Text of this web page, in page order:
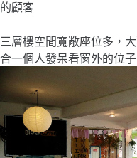
的顧客
三層樓空間寬敞座位多，
合一個人發呆看窗外的位子